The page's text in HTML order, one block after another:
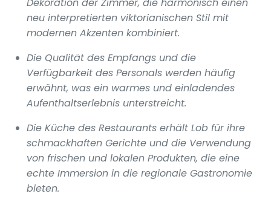
neu interpretierten viktorianischen Stil mit
modernen Akzenten kombiniert.
Die Qualität des Empfangs und die
Verfügbarkeit des Personals werden häufig
erwähnt, was ein warmes und einladendes
Aufenthaltserlebnis unterstreicht.
Die Küche des Restaurants erhält Lob für ihre
schmackhaften Gerichte und die Verwendung
von frischen und lokalen Produkten, die eine
echte Immersion in die regionale Gastronomie
bieten.